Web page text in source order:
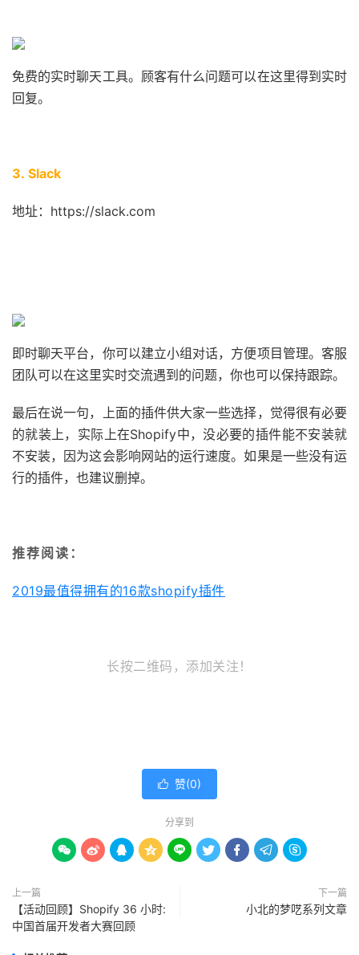
免费的实时聊天工具。顾客有什么问题可以在这里得到实时
回复。
3. Slack
地址：https://slack.com
即时聊天平台，你可以建立小组对话，方便项目管理。客服
团队可以在这里实时交流遇到的问题，你也可以保持跟踪。
最后在说一句，上面的插件供大家一些选择，觉得很有必要
的就装上，实际上在Shopify中，没必要的插件能不安装就
不安装，因为这会影响网站的运行速度。如果是一些没有运
行的插件，也建议删掉。
推荐阅读：
2019最值得拥有的16款shopify插件
长按二维码，添加关注！
 赞(0)
分享到
        
上一篇
【活动回顾】Shopify 36 小时:
中国首届开发者大赛回顾
下一篇
小北的梦呓系列文章